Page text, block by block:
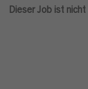
Dieser Job ist